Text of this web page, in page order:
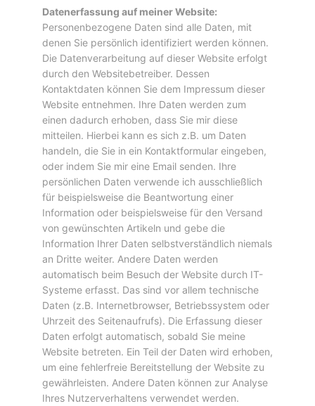
Datenerfassung auf meiner Website:
Personenbezogene Daten sind alle Daten, mit
denen Sie persönlich identifiziert werden können.
Die Datenverarbeitung auf dieser Website erfolgt
durch den Websitebetreiber. Dessen
Kontaktdaten können Sie dem Impressum dieser
Website entnehmen. Ihre Daten werden zum
einen dadurch erhoben, dass Sie mir diese
mitteilen. Hierbei kann es sich z.B. um Daten
handeln, die Sie in ein Kontaktformular eingeben,
oder indem Sie mir eine Email senden. Ihre
persönlichen Daten verwende ich ausschließlich
für beispielsweise die Beantwortung einer
Information oder beispielsweise für den Versand
von gewünschten Artikeln und gebe die
Information Ihrer Daten selbstverständlich niemals
an Dritte weiter. Andere Daten werden
automatisch beim Besuch der Website durch IT-
Systeme erfasst. Das sind vor allem technische
Daten (z.B. Internetbrowser, Betriebssystem oder
Uhrzeit des Seitenaufrufs). Die Erfassung dieser
Daten erfolgt automatisch, sobald Sie meine
Website betreten. Ein Teil der Daten wird erhoben,
um eine fehlerfreie Bereitstellung der Website zu
gewährleisten. Andere Daten können zur Analyse
Ihres Nutzerverhaltens verwendet werden.